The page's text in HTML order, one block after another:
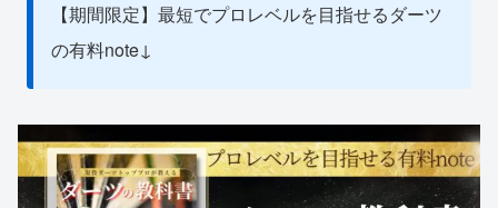
【期間限定】最短でプロレベルを目指せるダーツ
の有料note↓